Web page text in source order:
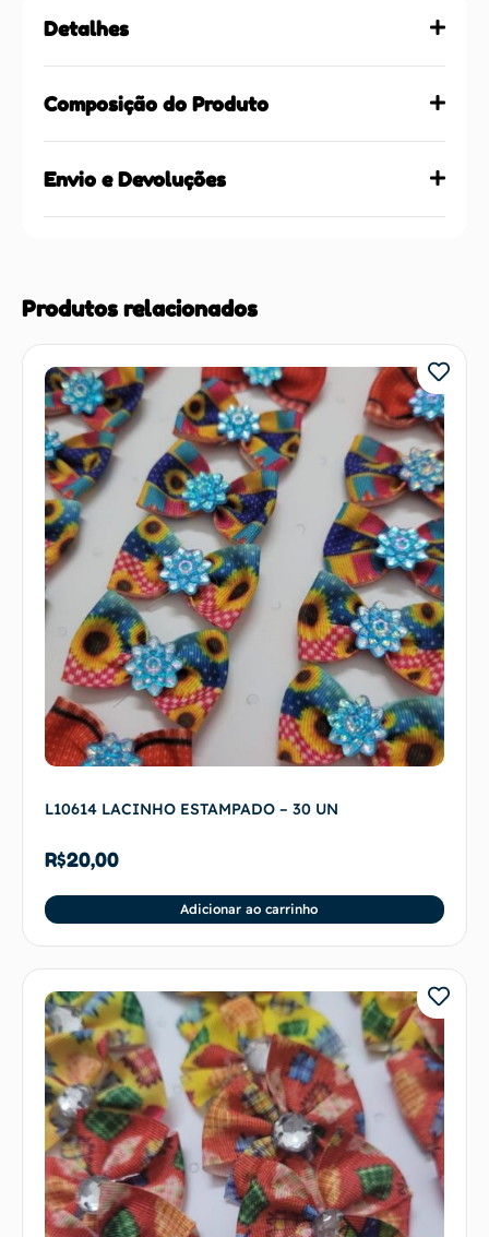
Detalhes
Composição do Produto
Envio e Devoluções
Produtos relacionados
L10614 LACINHO ESTAMPADO – 30 UN
R$20,00
Adicionar ao carrinho